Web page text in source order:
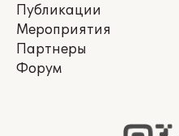
Публикации
Мероприятия
Партнеры
Форум